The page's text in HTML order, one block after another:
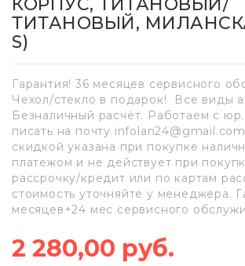
ТИТАНОВЫЙ,
S)
Гарантия! 36 месяцев сервисного
Чехол/стекло в подарок! Все виды
Безналичный расчёт. Работаем с
писать на почту
скидкой указана при покупке
платежом и не действует при
рассрочку/кредит или по картам
стоимость уточняйте у менеджера.
месяцев+24 мес сервисного
2 280,00 руб.